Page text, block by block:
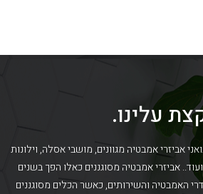
עלינו.
אביזרי אמבטיה מגוונים, מושבי אסלה, וילונות
אביזרי אמבטיה מסוגננים כאלו הפך בשנים
האמבטיה והשירותים, כאשר הכלים מסוגננים